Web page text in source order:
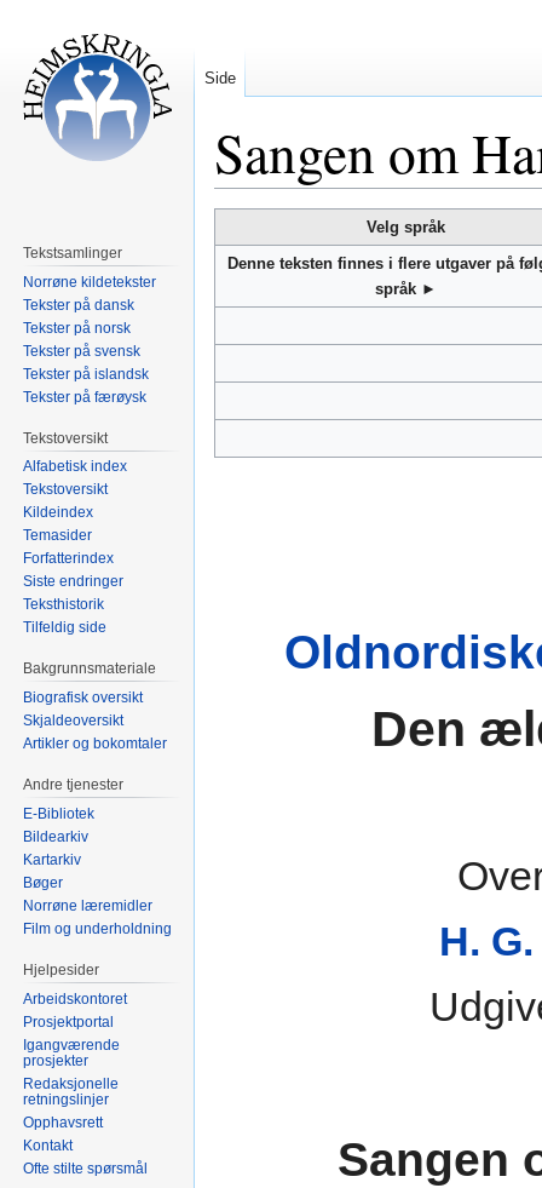
Sangen om
til
navigering
til
søk
Velg språk
Denne teksten finnes i flere utgaver på
språk ►
Den
H.
Sangen
Side
Tekstsamlinger
Norrøne kildetekster
Tekster på dansk
Tekster på norsk
Tekster på svensk
Tekster på islandsk
Tekster på færøysk
Tekstoversikt
Alfabetisk index
Tekstoversikt
Kildeindex
Temasider
Forfatterindex
Siste endringer
Teksthistorik
Tilfeldig side
Bakgrunnsmateriale
Biografisk oversikt
Skjaldeoversikt
Artikler og bokomtaler
Andre tjenester
E-Bibliotek
Bildearkiv
Kartarkiv
Bøger
Norrøne læremidler
Film og underholdning
Hjelpesider
Arbeidskontoret
Prosjektportal
Igangværende
prosjekter
Redaksjonelle
retningslinjer
Opphavsrett
Kontakt
Ofte stilte spørsmål